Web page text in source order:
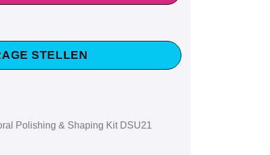
STELLEN
Polishing & Shaping Kit DSU21